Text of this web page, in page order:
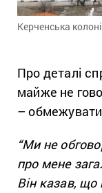
Керченська
Про деталі
майже не
–
“Ми не
про мене
Він казав, що